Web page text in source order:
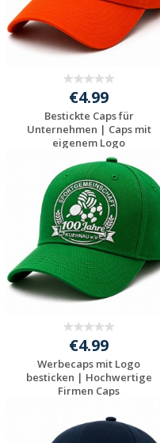
€4.99
Bestickte Caps für
Unternehmen | Caps mit
eigenem Logo
Jetzt Angebot
anfordern
€4.99
Werbecaps mit Logo
besticken | Hochwertige
Firmen Caps
Jetzt Angebot
anfordern